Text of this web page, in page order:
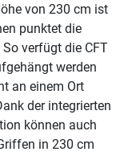
von 230 cm ist
punktet die
verfügt die CFT
werden
an einem Ort
der integrierten
können auch
in 230 cm